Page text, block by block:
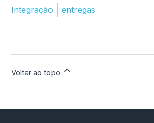
Integração
entregas
Voltar ao topo